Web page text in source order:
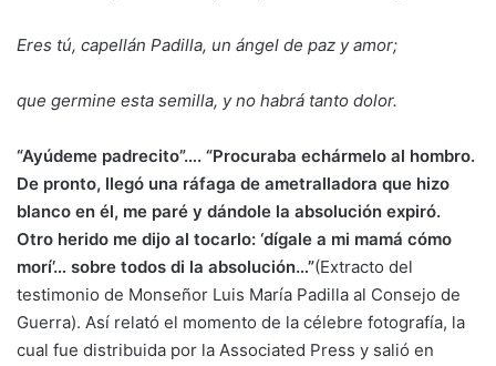
Eres tú, capellán Padilla, un ángel de paz y amor;
que germine esta semilla, y no habrá tanto dolor.
“Ayúdeme padrecito”…. “Procuraba echármelo al hombro.
De pronto, llegó una ráfaga de ametralladora que hizo
blanco en él, me paré y dándole la absolución expiró.
Otro herido me dijo al tocarlo: ‘dígale a mi mamá cómo
morí’… sobre todos di la absolución…”(Extracto del
testimonio de Monseñor Luis María Padilla al Consejo de
Guerra). Así relató el momento de la célebre fotografía, la
cual fue distribuida por la Associated Press y salió en